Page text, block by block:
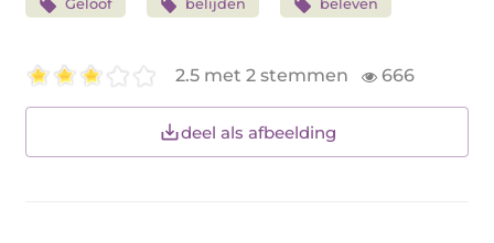
Geloof belijden beleven
2.5 met 2 stemmen 666
deel als afbeelding